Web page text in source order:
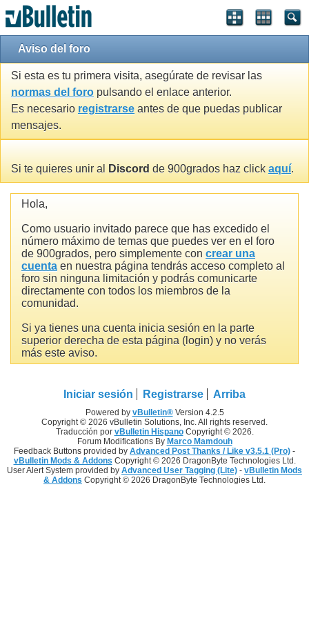
Aviso del foro
Si esta es tu primera visita, asegúrate de revisar las
normas del foro pulsando el enlace anterior.
Es necesario registrarse antes de que puedas publicar
mensajes.
Si te quieres unir al Discord de 900grados haz click aquí.
Hola,
Como usuario invitado parece que has excedido el
número máximo de temas que puedes ver en el foro
de 900grados, pero simplemente con crear una
cuenta en nuestra página tendrás acceso completo al
foro sin ninguna limitación y podrás comunicarte
directamente con todos los miembros de la
comunidad.
Si ya tienes una cuenta inicia sesión en la parte
superior derecha de esta página (login) y no verás
más este aviso.
Iniciar sesión Registrarse Arriba
Powered by vBulletin®Version 4.2.5
Copyright © 2026 vBulletin Solutions, Inc. All rights reserved.
Traducción por vBulletin HispanoCopyright © 2026.
Forum Modifications By Marco Mamdouh
Feedback Buttons provided by Advanced Post Thanks / Like v3.5.1 (Pro) -
vBulletin Mods & Addons Copyright © 2026 DragonByte Technologies Ltd.
User Alert System provided by Advanced User Tagging (Lite) - vBulletin Mods
& Addons Copyright © 2026 DragonByte Technologies Ltd.